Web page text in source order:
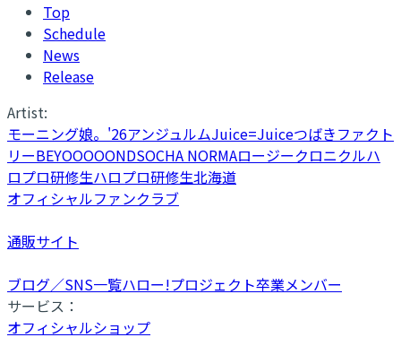
Top
Schedule
News
Release
Artist:
モーニング娘。'26アンジュルムJuice=Juiceつばきファクト
リーBEYOOOOONDSOCHA NORMAロージークロニクルハ
ロプロ研修生ハロプロ研修生北海道
オフィシャルファンクラブ
通販サイト
ブログ／SNS一覧ハロー!プロジェクト卒業メンバー
サービス：
オフィシャルショップ